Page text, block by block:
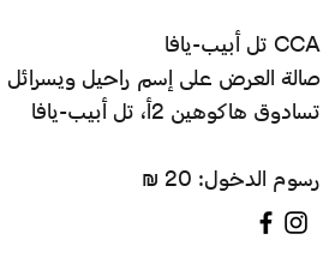
CCA تل أبيب-يافا
صالة العرض على إسم راحيل ويسرائل
تسادوق هاكوهين 2أ، تل أبيب-يافا
رسوم الدخول: 20 ₪